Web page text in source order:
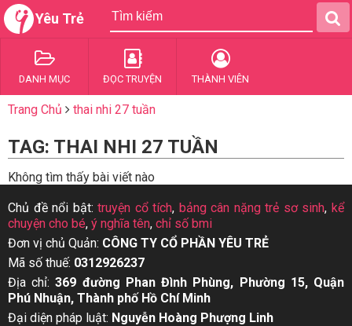
Yêu Trẻ
DANH MỤC ĐỌC TRUYỆN THÀNH VIÊN
Trang Chủ thai nhi 27 tuần
TAG: THAI NHI 27 TUẦN
Không tìm thấy bài viết nào
Chủ đề nổi bật:truyện cổ tích, bảng cân nặng trẻ sơ sinh,kể
chuyện cho bé, ý nghĩa tên, chỉ số bmi
Đơn vị chủ Quản: CÔNG TY CỔ PHẦN YÊU TRẺ
Mã số thuế: 0312926237
Địa chỉ:369 đường Phan Đình Phùng, Phường 15, Quận
Phú Nhuận, Thành phố Hồ Chí Minh
Đại diện pháp luật: Nguyễn Hoàng Phượng Linh